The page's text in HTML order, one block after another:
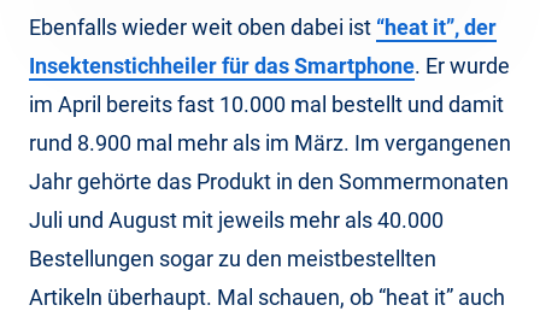
Ebenfalls wieder weit oben dabei ist “heat it”, der
Insektenstichheiler für das Smartphone. Er wurde
im April bereits fast 10.000 mal bestellt und damit
rund 8.900 mal mehr als im März. Im vergangenen
Jahr gehörte das Produkt in den Sommermonaten
Juli und August mit jeweils mehr als 40.000
Bestellungen sogar zu den meistbestellten
Artikeln überhaupt. Mal schauen, ob “heat it” auch